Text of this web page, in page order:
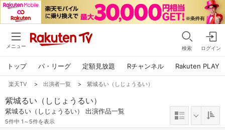
メニュー 検索 ログイン
トップ パ・リーグ 定額見放題 Rチャンネル Rakuten PLAY
楽天TV > 出演者一覧 > 紫城るい（しじょうるい）
紫城るい（しじょうるい）
紫城るい（しじょうるい） 出演作品一覧
5件中 1～5件を表示